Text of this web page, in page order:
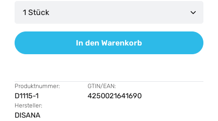
Produkt Anzahl: Gib den gewünschten Wert
In den Warenkorb
Produktnummer:
D1115-1
GTIN/EAN:
4250021641690
Hersteller:
DISANA